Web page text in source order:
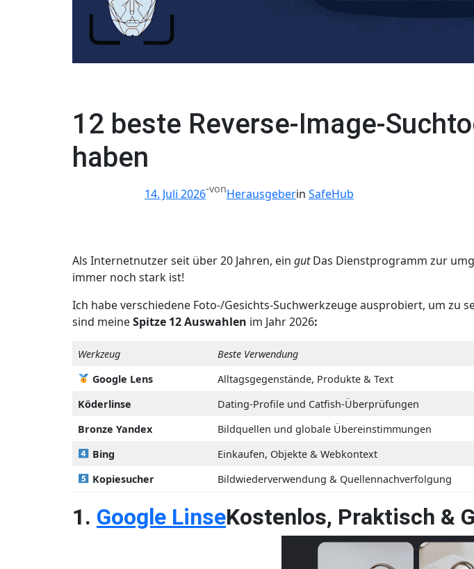
12 beste Reverse-Image-
haben
14. Juli 2026-vonHerausgeberin SafeHub
Als Internetnutzer seit über 20 Jahren, ein gutDas Dienstprogramm zur
immer noch stark ist!
Ich habe verschiedene Foto-/Gesichts-Suchwerkzeuge ausprobiert, um zu
sind meineSpitze 12 Auswahlen im Jahr 2026:
Werkzeug Beste Verwendung
Google Lens
Alltagsgegenstände, Produkte & Text
Köderlinse
Dating-Profile und Catfish-Überprüfungen
Bronze Yandex
Bildquellen und globale Übereinstimmungen
Bing
Einkaufen, Objekte & Webkontext
Kopiesucher
Bildwiederverwendung & Quellennachverfolgung
1. Google LinseKostenlos, Praktisch &